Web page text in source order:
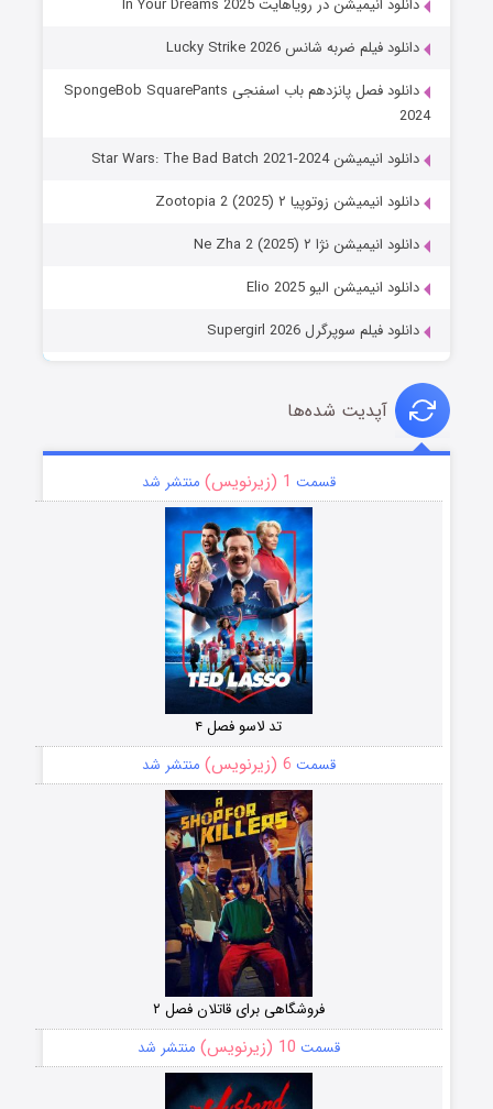
دانلود انیمیشن در رویاهایت In Your Dreams 2025
دانلود فیلم ضربه شانس Lucky Strike 2026
دانلود فصل پانزدهم باب اسفنجی SpongeBob SquarePants
2024
دانلود انیمیشن Star Wars: The Bad Batch 2021-2024
دانلود انیمیشن زوتوپیا ۲ Zootopia 2 (2025)
دانلود انیمیشن نژا ۲ Ne Zha 2 (2025)
دانلود انیمیشن الیو Elio 2025
دانلود فیلم سوپرگرل Supergirl 2026
آپدیت شده‌ها
قسمت 1 (زیرنویس) منتشر شد
تد لاسو فصل ۴
قسمت 6 (زیرنویس) منتشر شد
فروشگاهی برای قاتلان فصل ۲
قسمت 10 (زیرنویس) منتشر شد